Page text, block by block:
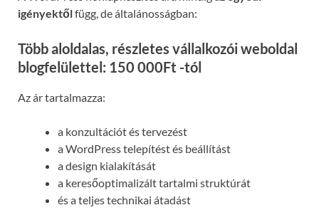
igényektőlfügg, de általánosságban:
Több aloldalas, részletes vállalkozói weboldal
blogfelülettel: 150 000Ft -tól
Az ár tartalmazza:
a konzultációt és tervezést
a WordPress telepítést és beállítást
a design kialakítását
a keresőoptimalizált tartalmi struktúrát
és a teljes technikai átadást